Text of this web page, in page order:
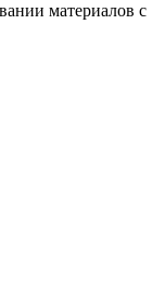
материалов с